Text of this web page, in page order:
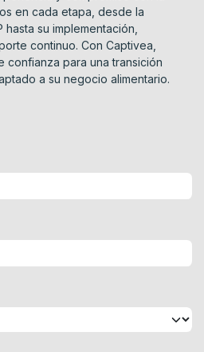
en cada etapa, desde la
su implementación,
continuo. Con Captivea,
para una transición
a su negocio alimentario.